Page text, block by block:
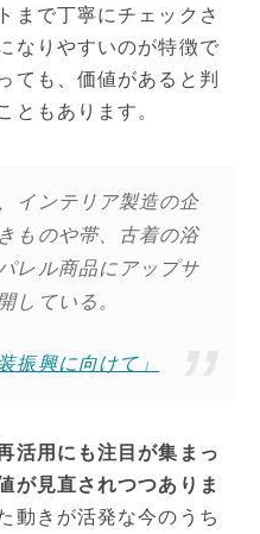
まで丁寧にチェックさ
なりやすいのが特徴で
ても、価値があると判
ともあります。
インテリア製造の企
ものや帯、古着の浴
レル商品にアップサ
している。
振興に向けて」
活用にも注目が集まっ
が見直されつつありま
動きが活発な今のうち